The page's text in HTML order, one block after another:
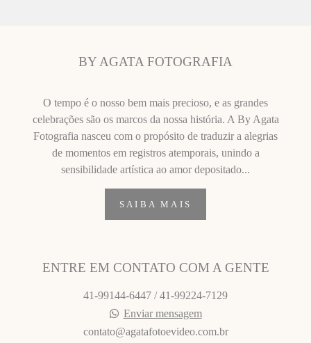
BY AGATA FOTOGRAFIA
O tempo é o nosso bem mais precioso, e as grandes
celebrações são os marcos da nossa história. A By Agata
Fotografia nasceu com o propósito de traduzir a alegrias
de momentos em registros atemporais, unindo a
sensibilidade artística ao amor depositado...
SAIBA MAIS
ENTRE EM CONTATO COM A GENTE
41-99144-6447 / 41-99224-7129
Enviar mensagem
contato@agatafotoevideo.com.br